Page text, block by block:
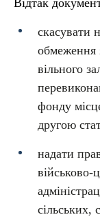
Відтак
скасувати
обмеження
вільного
фонду
другою
надати
військово-
сільських,